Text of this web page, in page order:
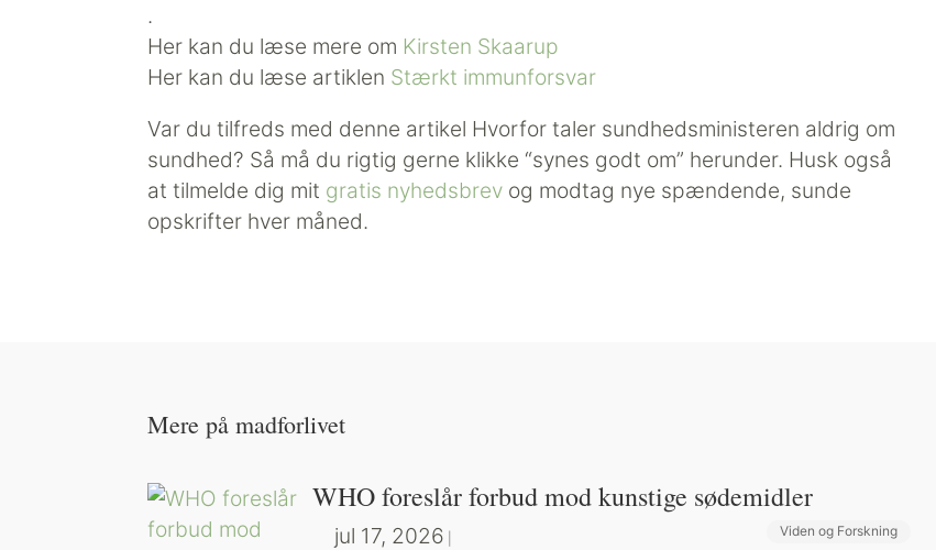
.
Her kan du læse mere om Kirsten Skaarup
Her kan du læse artiklen Stærkt immunforsvar
Var du tilfreds med denne artikel Hvorfor taler sundhedsministeren aldrig om
sundhed? Så må du rigtig gerne klikke “synes godt om” herunder. Husk også
at tilmelde dig mit gratis nyhedsbrev og modtag nye spændende, sunde
opskrifter hver måned.
Mere på madforlivet
WHO foreslår forbud mod kunstige sødemidler
jul 17, 2026 Viden og Forskning